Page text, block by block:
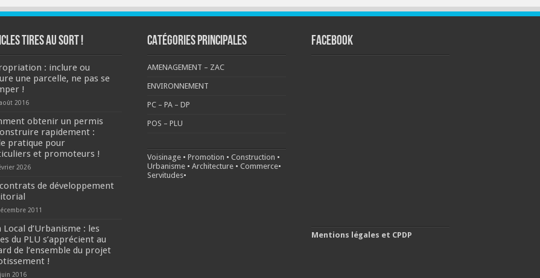
permis
de
TIRES AU SORT !
: inclure ou
une parcelle, ne pas se
!
2016
obtenir un permis
rapidement :
pratique pour
et promoteurs !
2026
de développement
2011
Local d’Urbanisme : les
du PLU s’apprécient au
de l’ensemble du projet
!
2016
CATÉGORIES PRINCIPALES
AMENAGEMENT – ZAC
ENVIRONNEMENT
PC – PA – DP
POS – PLU
Voisinage• Promotion • Construction •
Urbanisme• Architecture• Commerce•
Servitudes•
FACEBOOK
Mentions légales et CPDP